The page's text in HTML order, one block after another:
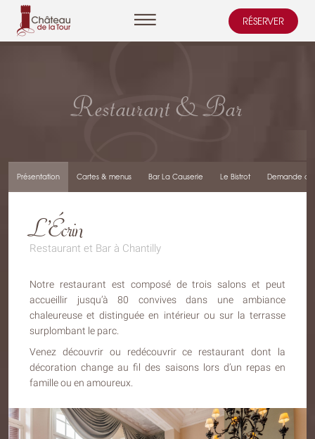
RÉSERVER
Restaurant & Bar
Présentation Cartes & menus Bar La Causerie Le Bistrot Demande
L’Écrin
Restaurant et Bar à Chantilly
Notre restaurant est composé de trois salons et peut
accueillir jusqu’à 80 convives dans une ambiance
chaleureuse et distinguée en intérieur ou sur la terrasse
surplombant le parc.
Venez découvrir ou redécouvrir ce restaurant dont la
décoration change au fil des saisons lors d’un repas en
famille ou en amoureux.
Cookies management panel